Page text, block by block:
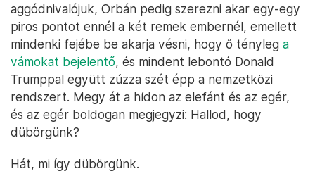
aggódnivalójuk, Orbán pedig szerezni akar egy-egy
piros pontot ennél a két remek embernél, emellett
mindenki fejébe be akarja vésni, hogy ő tényleg a
vámokat bejelentő, és mindent lebontó Donald
Trumppal együtt zúzza szét épp a nemzetközi
rendszert. Megy át a hídon az elefánt és az egér,
és az egér boldogan megjegyzi: Hallod, hogy
dübörgünk?
Hát, mi így dübörgünk.